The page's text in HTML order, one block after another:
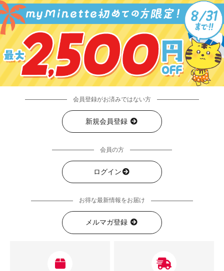
会員登録がお済みではない方
新規会員登録
会員の方
ログイン
お得な最新情報をお届け
メルマガ登録